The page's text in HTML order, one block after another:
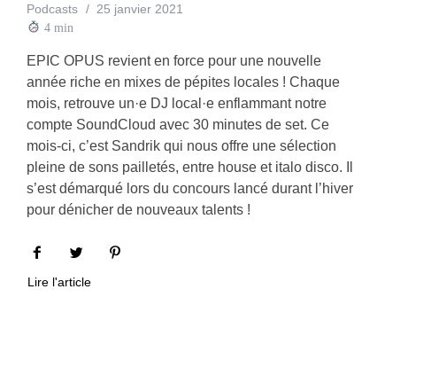
Podcasts 25 janvier 2021
4 min
EPIC OPUS revient en force pour une nouvelle
année riche en mixes de pépites locales ! Chaque
mois, retrouve un·e DJ local·e enflammant notre
compte SoundCloud avec 30 minutes de set. Ce
mois-ci, c’est Sandrik qui nous offre une sélection
pleine de sons pailletés, entre house et italo disco. Il
s’est démarqué lors du concours lancé durant l’hiver
pour dénicher de nouveaux talents !
Lire l'article